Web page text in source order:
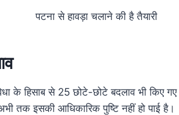
पटना से हावड़ा चलाने की है तैयारी
के हिसाब से 25 छोटे-छोटे बदलाव भी किए गए
तक इसकी आधिकारिक पुष्टि नहीं हो पाई है।